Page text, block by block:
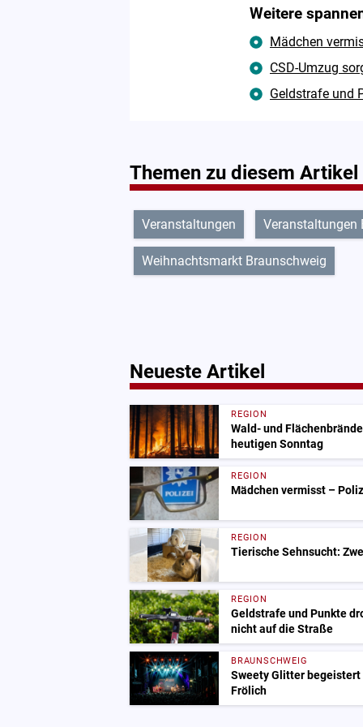
Weitere
Mädchen
CSD-Umzug
Geldstrafe und
Themen zu diesem Artikel
Veranstaltungen Veranstaltungen
Weihnachtsmarkt Braunschweig
Neueste Artikel
REGION
Wald- und
heutigen Sonntag
REGION
Mädchen vermisst –
REGION
Tierische Sehnsucht:
REGION
Geldstrafe und Punkte
nicht auf die Straße
BRAUNSCHWEIG
Sweety Glitter
Frölich